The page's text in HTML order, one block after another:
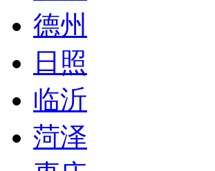
德州
日照
临沂
菏泽